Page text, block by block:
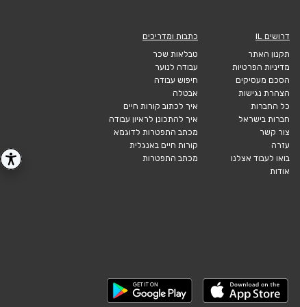
דרושים IL
תקנון האתר
מדיניות הפרטיות
הסכם מעסיקים
הצהרת נגישות
כל החברות
חברות בישראל
צור קשר
עזרה
בואו לעבוד אצלנו
אודות
כתבות ומדריכים
טבלאות שכר
עבודה לנוער
חיפוש עבודה
אבטלה
איך לכתוב קורות חיים
איך להתכונן לראיון עבודה
מכתב התפטרות לדוגמא
קורות חיים באנגלית
מכתב התפטרות